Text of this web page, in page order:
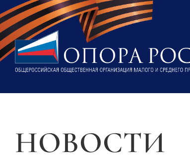
НОВОСТИ